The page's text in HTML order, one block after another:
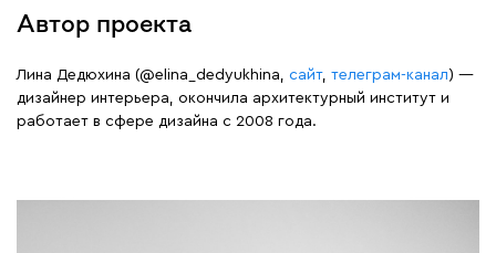
Автор проекта
Лина Дедюхина (@elina_dedyukhina, сайт, телеграм-канал) —
дизайнер интерьера, окончила архитектурный институт и
работает в сфере дизайна с 2008 года.